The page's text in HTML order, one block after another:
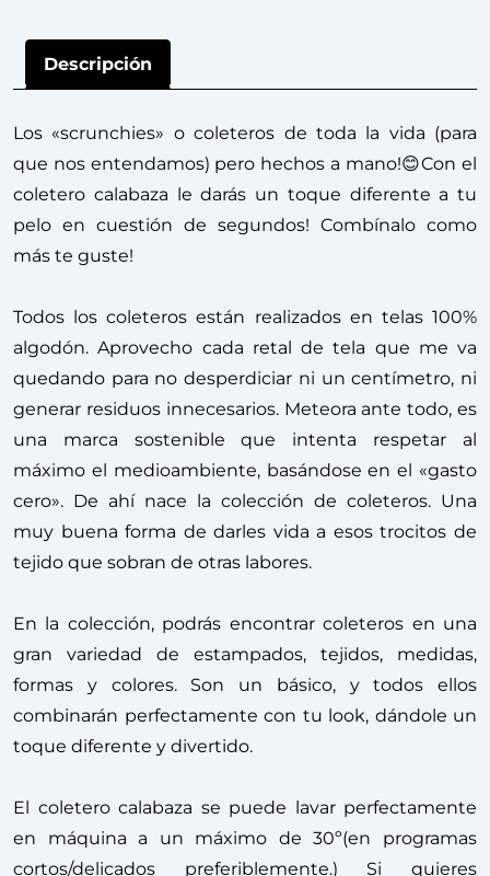
Descripción
Los «scrunchies» o coleteros de toda la vida (para
que nos entendamos) pero hechos a mano!😊Con el
coletero calabaza le darás un toque diferente a tu
pelo en cuestión de segundos! Combínalo como
más te guste!
Todos los coleteros están realizados en telas 100%
algodón. Aprovecho cada retal de tela que me va
quedando para no desperdiciar ni un centímetro, ni
generar residuos innecesarios. Meteora ante todo, es
una marca sostenible que intenta respetar al
máximo el medioambiente, basándose en el «gasto
cero». De ahí nace la colección de coleteros. Una
muy buena forma de darles vida a esos trocitos de
tejido que sobran de otras labores.
En la colección, podrás encontrar coleteros en una
gran variedad de estampados, tejidos, medidas,
formas y colores. Son un básico, y todos ellos
combinarán perfectamente con tu look, dándole un
toque diferente y divertido.
El coletero calabaza se puede lavar perfectamente
en máquina a un máximo de 30º(en programas
cortos/delicados preferiblemente.) Si quieres